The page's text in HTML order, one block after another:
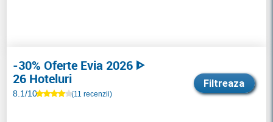
-30% Oferte Evia 2026 ᐈ
26 Hoteluri
8.1/10 (11 recenzii)
Filtreaza